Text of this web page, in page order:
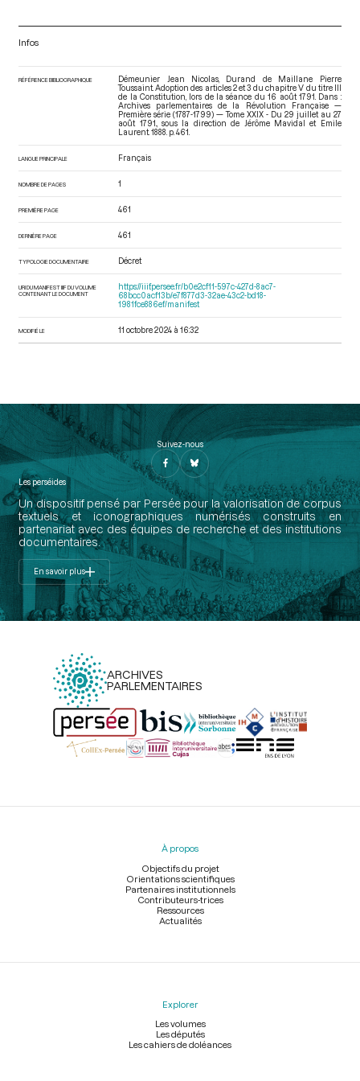
Infos
RÉFÉRENCE BIBLIOGRAPHIQUE
Démeunier Jean Nicolas, Durand de Maillane Pierre
Toussaint. Adoption des articles 2 et 3 du chapitre V du titre III
de la Constitution, lors de la séance du 16 août 1791. Dans :
Archives parlementaires de la Révolution Française —
Première série (1787-1799) — Tome XXIX - Du 29 juillet au 27
août 1791.
, sous la direction de Jérôme Mavidal et Emile
Laurent. 1888. p. 461.
LANGUE PRINCIPALE Français
NOMBRE DE PAGES 1
PREMIÈRE PAGE 461
DERNIÈRE PAGE 461
TYPOLOGIE DOCUMENTAIRE Décret
URI DU MANIFEST IIIF DU VOLUME
CONTENANT LE DOCUMENT
https://iiif.persee.fr/b0e2cf11-597c-427d-8ac7-
68bcc0acf13b/e7f877d3-32ae-43c2-bd18-
1981fce886ef/manifest
MODIFIÉ LE 11 octobre 2024 à 16:32
Suivez-nous
Les perséides
Un dispositif pensé par Persée pour la valorisation de corpus
textuels et iconographiques numérisés construits en
partenariat avec des équipes de recherche et des institutions
documentaires.
En savoir plus
ARCHIVES
PARLEMENTAIRES
Menu
À propos
Objectifs du projet
Orientations scientifiques
Partenaires institutionnels
Contributeurs-trices
Ressources
Actualités
Explorer
Les volumes
Les députés
Les cahiers de doléances